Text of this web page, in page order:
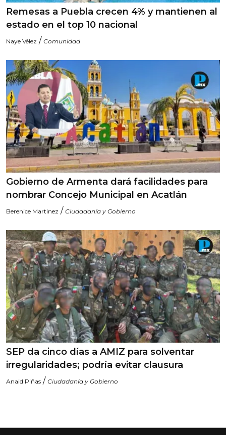
Remesas a Puebla crecen 4% y mantienen al
estado en el top 10 nacional
Naye Vélez / Comunidad
Gobierno de Armenta dará facilidades para
nombrar Concejo Municipal en Acatlán
Berenice Martinez / Ciudadanía y Gobierno
SEP da cinco días a AMIZ para solventar
irregularidades; podría evitar clausura
Anaid Piñas / Ciudadanía y Gobierno